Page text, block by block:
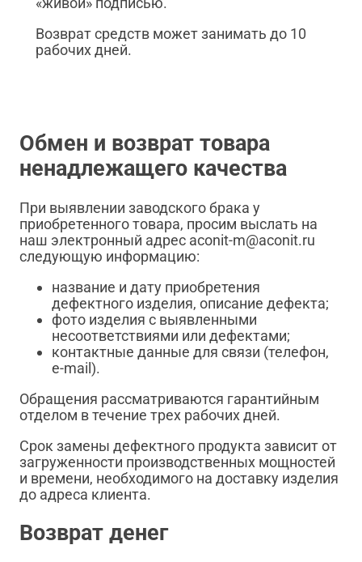
Возврат средств может занимать до 10
рабочих дней.
Обмен и возврат товара
ненадлежащего качества
При выявлении заводского брака у
приобретенного товара, просим выслать на
наш электронный адрес aconit-m@aconit.ru
следующую информацию:
название и дату приобретения
дефектного изделия, описание дефекта;
фото изделия с выявленными
несоответствиями или дефектами;
контактные данные для связи (телефон,
e-mail).
Обращения рассматриваются гарантийным
отделом в течение трех рабочих дней.
Срок замены дефектного продукта зависит от
загруженности производственных мощностей
и времени, необходимого на доставку изделия
до адреса клиента.
Возврат денег